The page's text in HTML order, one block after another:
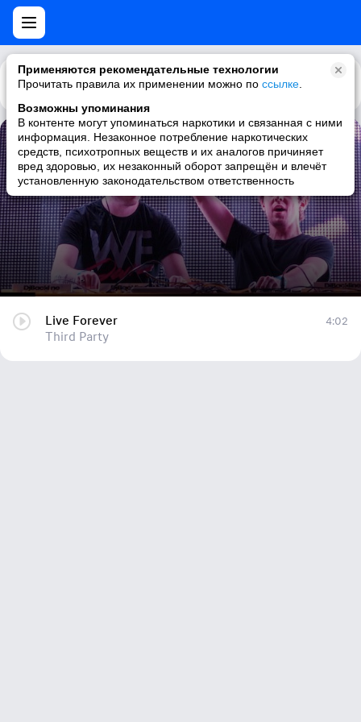
Применяются рекомендательные технологии
Прочитать правила их применении можно по ссылке
Возможны упоминания
В контенте могут упоминаться наркотики и связанная с ними
информация. Незаконное потребление наркотических
средств, психотропных веществ и их аналогов причиняет
вред здоровью, их незаконный оборот запрещён и влечёт
установленную законодательством ответственность
Каталог Рекомендации
Live Forever
Third Party
Live Forever
Third Party
4:02